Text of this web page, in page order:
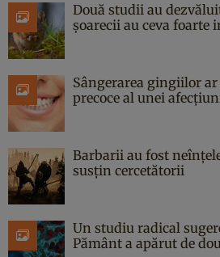
Două studii au
șoarecii au ceva foarte
Sângerarea gingiilor
precoce al unei
Barbarii au fost
susțin cercetătorii
Un studiu radical
Pământ a apărut de